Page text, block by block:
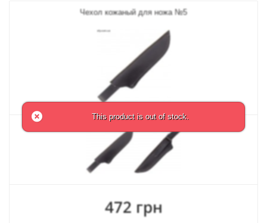
Чехол кожаный для ножа №5
472 грн
This product is out of stock.